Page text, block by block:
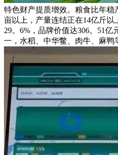
特色财产提质增效。粮食比年稳
亩以上，产量连结正在14亿斤以
29。6%，品牌价值达306。51
一，水稻、中华鳖、肉牛、麻鸭